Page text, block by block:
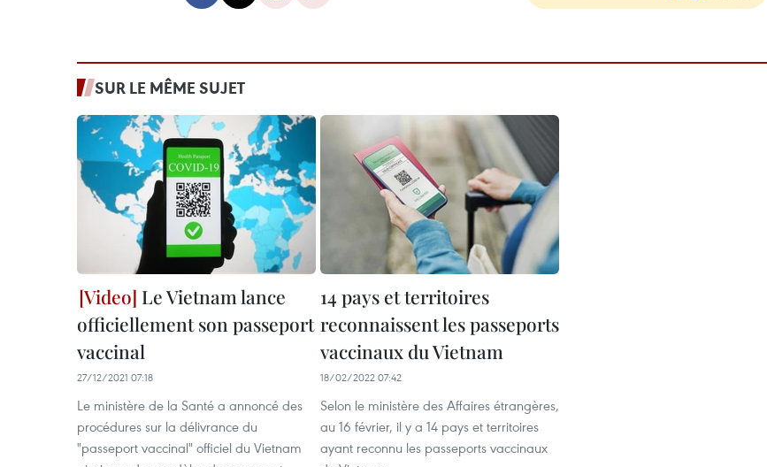
SUR LE MÊME SUJET
Le Vietnam lance
officiellement son passeport
vaccinal
27/12/2021 07:18
Le ministère de la Santé a annoncé des
procédures sur la délivrance du
"passeport vaccinal" officiel du Vietnam
14 pays et territoires
reconnaissent les passeports
vaccinaux du Vietnam
18/02/2022 07:42
Selon le ministère des Affaires étrangères,
au 16 février, il y a 14 pays et territoires
ayant reconnu les passeports vaccinaux